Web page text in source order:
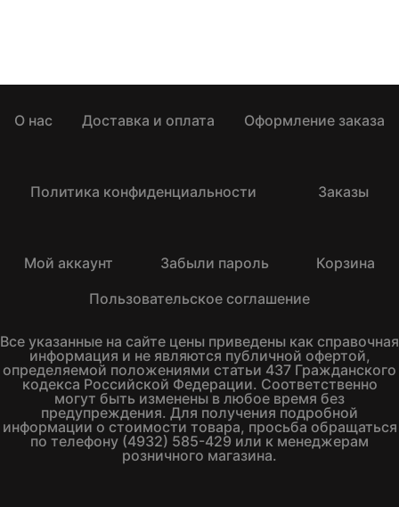
О нас Доставка и оплата Оформление заказа
Политика конфиденциальности Заказы
Мой аккаунт Забыли пароль
Корзина
Пользовательское соглашение
Все указанные на сайте цены приведены как справочная
информация и не являются публичной офертой,
определяемой положениями статьи 437 Гражданского
кодекса Российской Федерации. Соответственно
могут быть изменены в любое время без
предупреждения. Для получения подробной
информации о стоимости товара, просьба обращаться
по телефону (4932) 585-429 или к менеджерам
розничного магазина.